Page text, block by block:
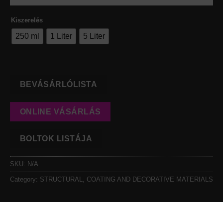
Kiszerelés
250 ml 1 Liter 5 Liter
BEVÁSÁRLÓLISTA
ONLINE VÁSÁRLÁS
BOLTOK LISTÁJA
SKU: N/A
Category: STRUCTURAL, COATING AND DECORATIVE MATERIALS